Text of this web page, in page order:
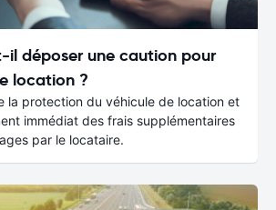
il déposer une caution pour
location ?
la protection du véhicule de location et
immédiat des frais supplémentaires
par le locataire.